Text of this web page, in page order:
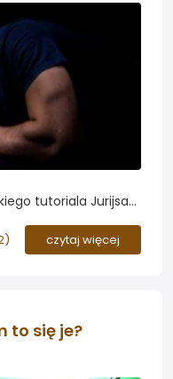
tutoriala Jurijsa
) czytaj więcej
to się je?